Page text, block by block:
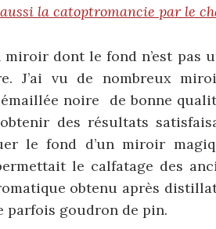
la catoptromancie par le
dont le fond n’est pas
J’ai vu de nombreux
noire de bonne
des résultats
le fond d’un miroir
le calfatage des
obtenu après
parfois goudron de pin.